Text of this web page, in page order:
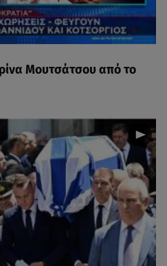
Μουτσάτσου από το